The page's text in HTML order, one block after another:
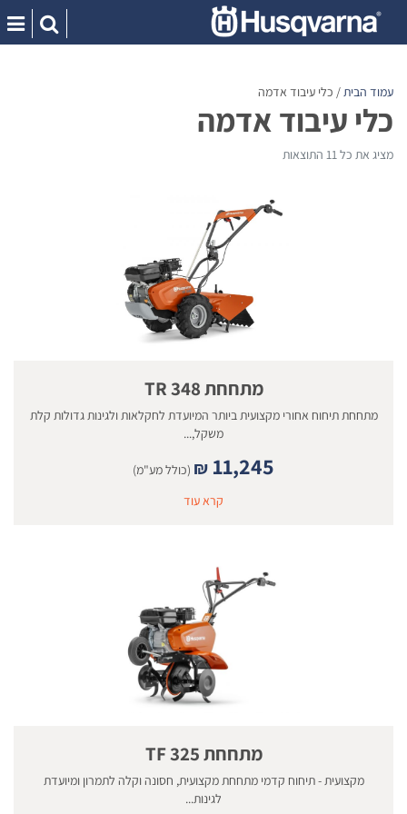
content
עמוד הבית/ כלי עיבוד אדמה
כלי עיבוד אדמה
מציג את כל 11 התוצאות
מתחחת TR 348
מתחחת תיחוח אחורי מקצועית ביותר המיועדת לחקלאות ולגינות גדולות קלת
משקל,...
₪ 11,245
(כולל מע"מ)
קרא עוד
מתחחת TF 325
מקצועית - תיחוח קדמי מתחחת מקצועית, חסונה וקלה לתמרון ומיועדת
לגינות...